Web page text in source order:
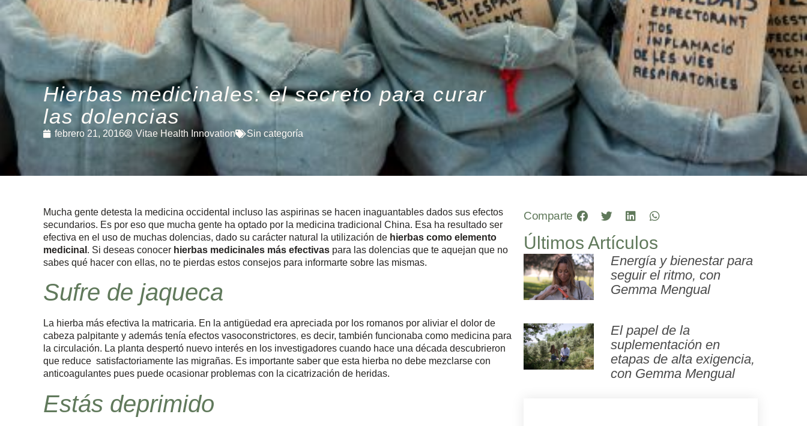
Hierbas medicinales: el secreto para curar
las dolencias
febrero 21, 2016 Vitae Health Innovation Sin categoría
Mucha gente detesta la medicina occidental incluso las aspirinas se hacen inaguantables dados sus efectos
secundarios. Es por eso que mucha gente ha optado por la medicina tradicional China. Esa ha resultado ser
efectiva en el uso de muchas dolencias, dado su carácter natural la utilización de hierbas como elemento
medicinal . Si deseas conocer hierbas medicinales más efectivas para las dolencias que te aquejan que no
sabes qué hacer con ellas, no te pierdas estos consejos para informarte sobre las mismas.
Sufre de jaqueca
La hierba más efectiva la matricaria. En la antigüedad era apreciada por los romanos por aliviar el dolor de
cabeza palpitante y además tenía efectos vasoconstrictores, es decir, también funcionaba como medicina para
la circulación. La planta despertó nuevo interés en los investigadores cuando hace una década descubrieron
que reduce satisfactoriamente las migrañas. Es importante saber que esta hierba no debe mezclarse con
anticoagulantes pues puede ocasionar problemas con la cicatrización de heridas.
Estás deprimido
Comparte
Últimos Artículos
Energía y bienestar para
seguir el ritmo, con
Gemma Mengual
El papel de la
suplementación en
etapas de alta exigencia,
con Gemma Mengual